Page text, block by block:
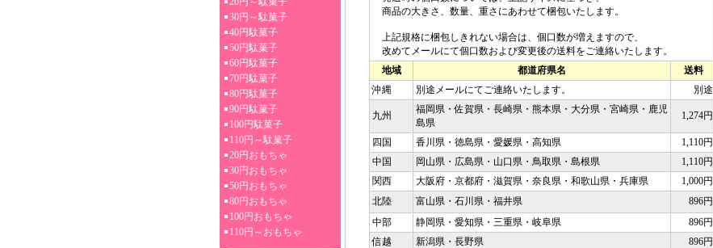
30円～駄菓子
40円駄菓子
50円駄菓子
60円駄菓子
70円駄菓子
80円駄菓子
90円駄菓子
100円駄菓子
110円～駄菓子
20円おもちゃ
30円おもちゃ
50円おもちゃ
80円おもちゃ
100円おもちゃ
110円～おもちゃ
商品の大きさ、数量、重さにあわせて梱包いたします。
上記規格に梱包しきれない場合は、個口数が増えますので、
改めてメールにて個口数および変更後の送料をご連絡いたします。
地域
都道府県名
送料
沖縄
別途メールにてご連絡いたします。 別途
九州
福岡県・佐賀県・長崎県・熊本県・大分県・宮崎県・鹿児
島県
1,274円
四国 香川県・徳島県・愛媛県・高知県
1,110円
中国
岡山県・広島県・山口県・鳥取県・島根県
1,110円
関西
大阪府・京都府・滋賀県・奈良県・和歌山県・兵庫県
1,000円
北陸
富山県・石川県・福井県
896円
中部
静岡県・愛知県・三重県・岐阜県
896円
信越
新潟県・長野県
896円